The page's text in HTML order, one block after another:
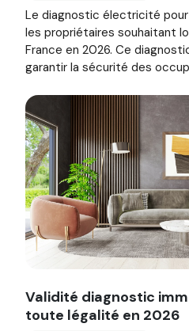
Le diagnostic électricité
les propriétaires souhaitant
France en 2026. Ce
garantir la sécurité des
Image illustrant l'article
Validité diagnostic
toute légalité en 2026